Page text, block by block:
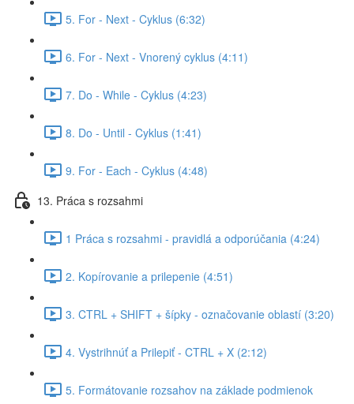
5. For - Next - Cyklus (6:32)
6. For - Next - Vnorený cyklus (4:11)
7. Do - While - Cyklus (4:23)
8. Do - Until - Cyklus (1:41)
9. For - Each - Cyklus (4:48)
13. Práca s rozsahmi
1 Práca s rozsahmi - pravidlá a odporúčania (4:24)
2. Kopírovanie a prilepenie (4:51)
3. CTRL + SHIFT + šípky - označovanie oblastí (3:20)
4. Vystrihnúť a Prilepiť - CTRL + X (2:12)
5. Formátovanie rozsahov na základe podmienok